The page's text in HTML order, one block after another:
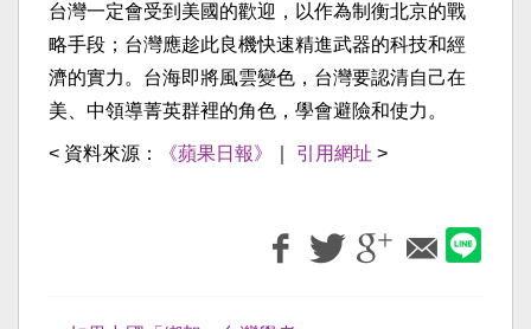
台灣一定會受到美國的歡迎，以作為制衡北京的戰
略手段；台灣應趁此良機快速精進武器的科技和經
濟的實力。台海即將風雲變色，台灣要認清自己在
美、中領導菁英群裡的角色，學會避險和使力。
< 資料來源： 《蘋果日報》 引用網址 >